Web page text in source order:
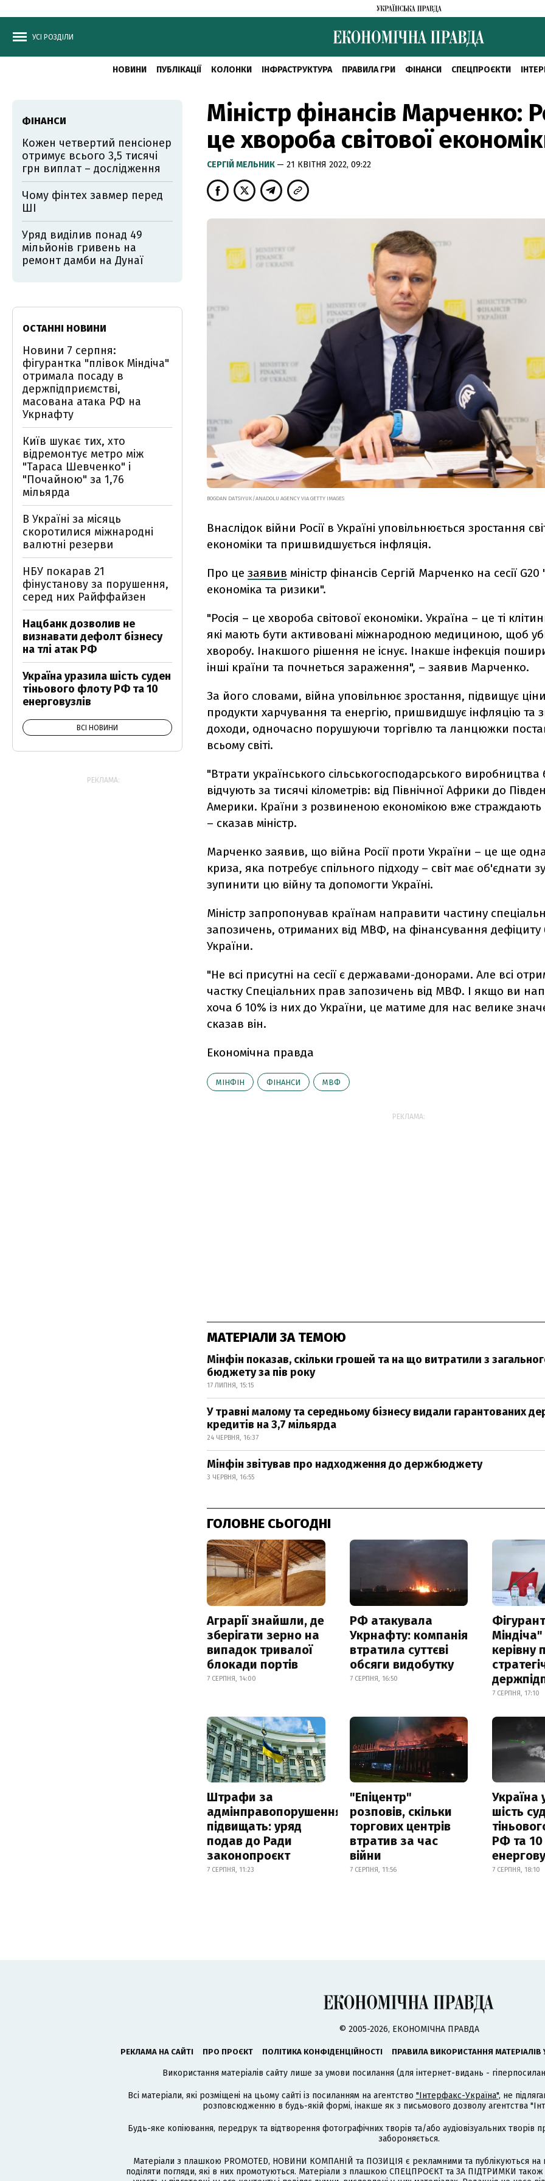
УСІ РОЗДІЛИ
НОВИНИ ПУБЛІКАЦІЇ КОЛОНКИ ІНФРАСТРУКТУРА ПРАВИЛА ГРИ ФІНАНСИ СПЕЦПРОЄКТИ
Міністр фінансів Марченко:
це хвороба світової
CЕРГІЙ МЕЛЬНИК — 21 КВІТНЯ 2022, 09:22
BOGDAN DATSIYUK/ANADOLU AGENCY VIA GETTY IMAGES
Внаслідок війни Росії в Україні уповільнюється зростання
економіки та пришвидшується інфляція.
Про це заявив міністр фінансів Сергій Марченко на сесії
економіка та ризики".
"Росія – це хвороба світової економіки. Україна – це ті
які мають бути активовані міжнародною медициною, щоб
хворобу. Інакшого рішення не існує. Інакше інфекція
інші країни та почнеться зараження", – заявив Марченко.
За його словами, війна уповільнює зростання, підвищує
продукти харчування та енергію, пришвидшує інфляцію та
доходи, одночасно порушуючи торгівлю та ланцюжки
всьому світі.
"Втрати українського сільськогосподарського виробництва
відчують за тисячі кілометрів: від Північної Африки до
Америки. Країни з розвиненою економікою вже страждають
– сказав міністр.
Марченко заявив, що війна Росії проти України – це ще
криза, яка потребує спільного підходу – світ має об'єднати
зупинити цю війну та допомогти Україні.
Міністр запропонував країнам направити частину
запозичень, отриманих від МВФ, на фінансування
України.
"Не всі присутні на сесії є державами-донорами. Але всі
частку Спеціальних прав запозичень від МВФ. І якщо ви
хоча б 10% із них до України, це матиме для нас велике
сказав він.
Економічна правда
МІНФІН ФІНАНСИ МВФ
РЕКЛАМА:
МАТЕРІАЛИ ЗА ТЕМОЮ
Мінфін показав, скільки грошей та на що витратили з
бюджету за пів року
17 ЛИПНЯ, 15:15
У травні малому та середньому бізнесу видали гарантованих
кредитів на 3,7 мільярда
24 ЧЕРВНЯ, 16:37
Мінфін звітував про надходження до держбюджету
3 ЧЕРВНЯ, 16:55
ГОЛОВНЕ СЬОГОДНІ
Аграрії знайшли, де
зберігати зерно на
випадок тривалої
блокади портів
7 СЕРПНЯ, 14:00
РФ атакувала
Укрнафту: компанія
втратила суттєві
обсяги видобутку
7 СЕРПНЯ, 16:50
керівну
7 СЕРПНЯ, 17:10
Штрафи за
адмінправопорушення
підвищать: уряд
подав до Ради
законопроєкт
7 СЕРПНЯ, 11:23
"Епіцентр"
розповів, скільки
торгових центрів
втратив за час
війни
7 СЕРПНЯ, 11:56
Україна
шість
РФ та 10
7 СЕРПНЯ, 18:10
ФІНАНСИ
Кожен четвертий пенсіонер
отримує всього 3,5 тисячі
грн виплат – дослідження
Чому фінтех завмер перед
ШІ
Уряд виділив понад 49
мільйонів гривень на
ремонт дамби на Дунаї
ОСТАННІ НОВИНИ
Новини 7 серпня:
фігурантка "плівок Міндіча"
отримала посаду в
держпідприємстві,
масована атака РФ на
Укрнафту
Київ шукає тих, хто
відремонтує метро між
"Тараса Шевченко" і
"Почайною" за 1,76
мільярда
В Україні за місяць
скоротилися міжнародні
валютні резерви
НБУ покарав 21
фінустанову за порушення,
серед них Райффайзен
Нацбанк дозволив не
визнавати дефолт бізнесу
на тлі атак РФ
Україна уразила шість суден
тіньового флоту РФ та 10
енерговузлів
ВСІ НОВИНИ
РЕКЛАМА:
© 2005-2026, ЕКОНОМІЧНА ПРАВДА
РЕКЛАМА НА САЙТІ ПРО ПРОЄКТ ПОЛІТИКА КОНФІДЕНЦІЙНОСТІ ПРАВИЛА ВИКОРИСТАННЯ МАТЕРІАЛІВ
Використання матеріалів сайту лише за умови посилання (для інтернет-видань -
Всі матеріали, які розміщені на цьому сайті із посиланням на агентство "Інтерфакс-Україна", не
розповсюдженню в будь-якій формі, інакше як з письмового дозволу агентства
Будь-яке копіювання, передрук та відтворення фотографічних творів та/або аудіовізуальних
забороняється.
Матеріали з плашкою PROMOTED, НОВИНИ КОМПАНІЙ та ПОЗИЦІЯ є рекламними та публікуються на
поділяти погляди, які в них промотуються. Матеріали з плашкою СПЕЦПРОЄКТ та ЗА ПІДТРИМКИ